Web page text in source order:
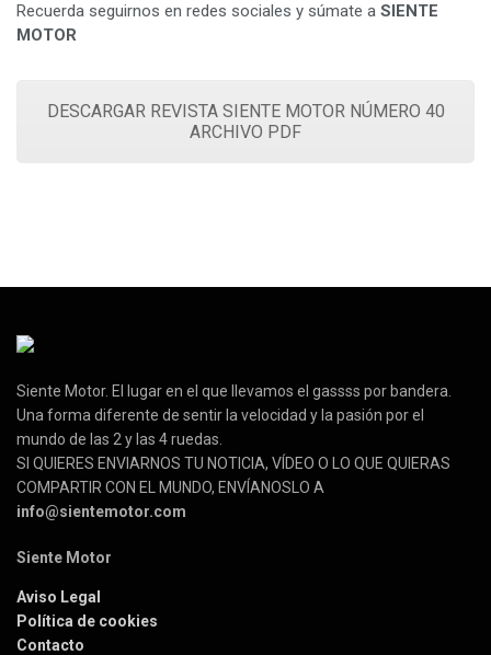
Recuerda seguirnos en redes sociales y súmate a SIENTE
MOTOR
DESCARGAR REVISTA SIENTE MOTOR NÚMERO 40
ARCHIVO PDF
Siente Motor. El lugar en el que llevamos el gassss por bandera.
Una forma diferente de sentir la velocidad y la pasión por el
mundo de las 2 y las 4 ruedas.
SI QUIERES ENVIARNOS TU NOTICIA, VÍDEO O LO QUE QUIERAS
COMPARTIR CON EL MUNDO, ENVÍANOSLO A
info@sientemotor.com
Siente Motor
Aviso Legal
Política de cookies
Contacto